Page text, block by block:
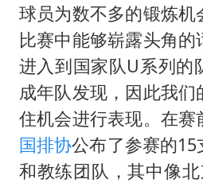
恩比德
球员为数不多的锻炼机
比赛中能够崭露头角
进入到国家队U系列的
成年队发现，因此我们
住机会进行表现。在赛
国排协公布了参赛的
和教练团队，其中像